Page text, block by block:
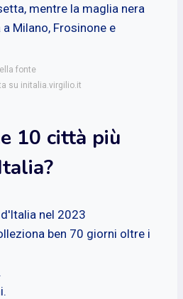
mentre la maglia nera
Milano, Frosinone e
fonte
su initalia.virgilio.it
10 città più
nel 2023
ben 70 giorni oltre i